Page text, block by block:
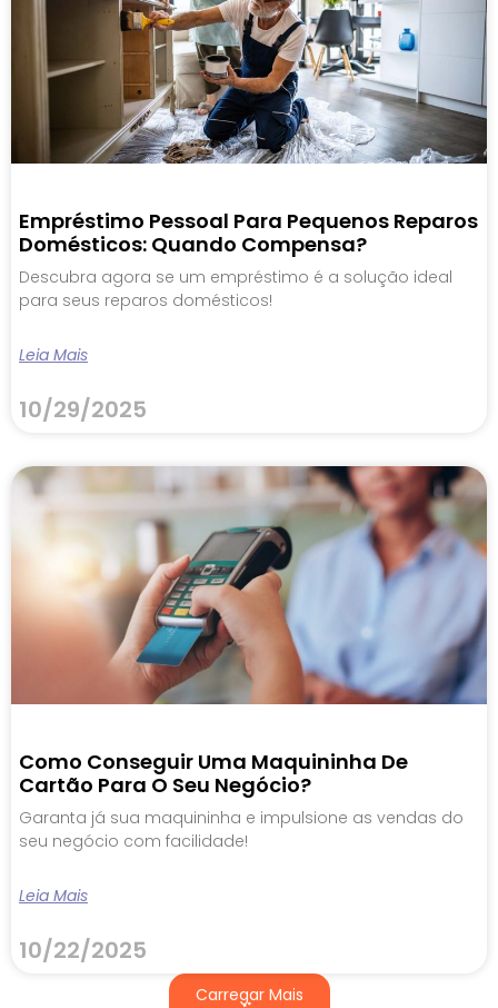
Empréstimo Pessoal Para Pequenos Reparos
Domésticos: Quando Compensa?
Descubra agora se um empréstimo é a solução ideal
para seus reparos domésticos!
Leia Mais
10/29/2025
Como Conseguir Uma Maquininha De
Cartão Para O Seu Negócio?
Garanta já sua maquininha e impulsione as vendas do
seu negócio com facilidade!
Leia Mais
10/22/2025
Carregar Mais